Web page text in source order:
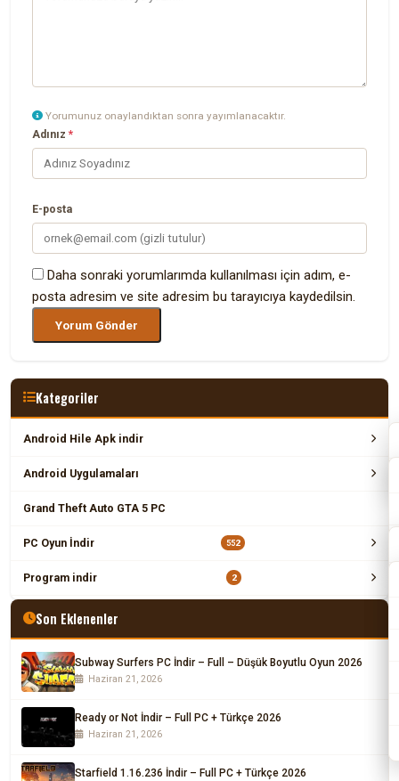
Yorumunuz onaylandıktan sonra yayımlanacaktır.
Adınız*
E-posta
Daha sonraki yorumlarımda kullanılması için adım, e-
posta adresim ve site adresim bu tarayıcıya kaydedilsin.
Kategoriler
Android Hile Apk indir
Android Uygulamaları
Grand Theft Auto GTA 5 PC
PC Oyun İndir 552
Program indir 2
Son Eklenenler
Subway Surfers PC İndir – Full – Düşük Boyutlu Oyun 2026
Haziran 21, 2026
Ready or Not İndir – Full PC + Türkçe 2026
Haziran 21, 2026
Starfield 1.16.236 İndir – Full PC + Türkçe 2026